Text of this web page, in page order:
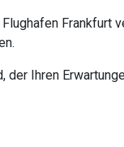
Frankfurt
Ihren